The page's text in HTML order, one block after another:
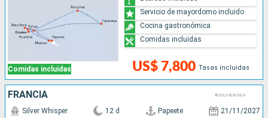
Comidas incluidas US$ 7,800 Tasas incluidas
Servicio de mayordomo incluido
Cocina gastronómica
Comidas incluidas
FRANCIA
Silver Whisper 12 d Papeete 21/11/2027